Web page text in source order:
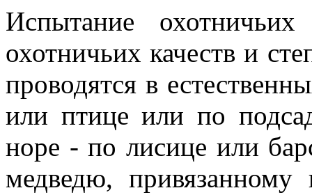
Испытание
охотничьих качеств и
проводятся в
или птице или по
норе - по лисице или
медведю,